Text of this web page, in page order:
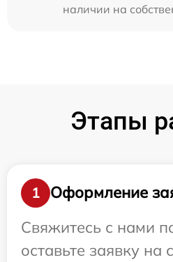
наличии на
Этапы
1
Оформление
Свяжитесь с нами
оставьте заявку на